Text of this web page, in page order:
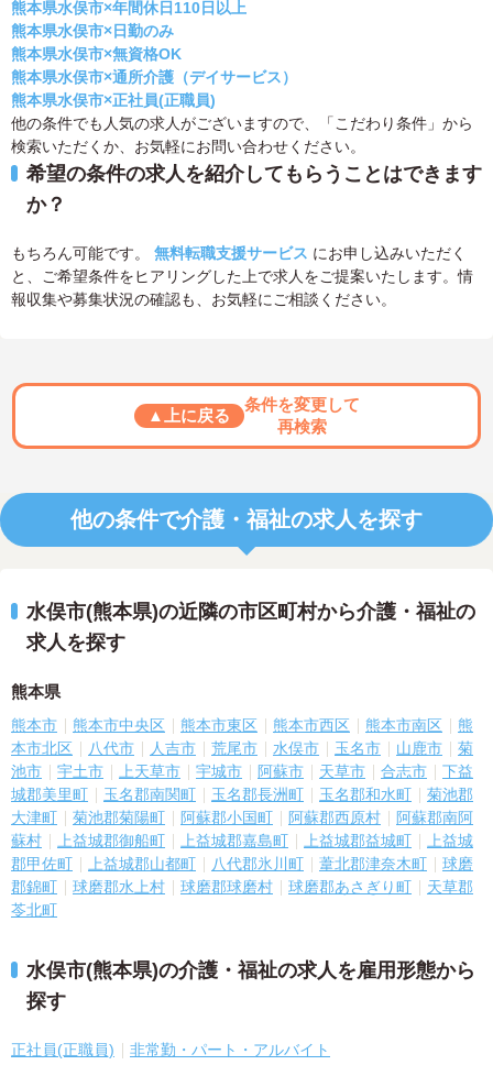
熊本県水俣市×年間休日110日以上
熊本県水俣市×日勤のみ
熊本県水俣市×無資格OK
熊本県水俣市×通所介護（デイサービス）
熊本県水俣市×正社員(正職員)
他の条件でも人気の求人がございますので、「こだわり条件」から
検索いただくか、お気軽にお問い合わせください。
希望の条件の求人を紹介してもらうことはできます
か？
もちろん可能です。 無料転職支援サービス にお申し込みいただく
と、ご希望条件をヒアリングした上で求人をご提案いたします。情
報収集や募集状況の確認も、お気軽にご相談ください。
▲上に戻る
条件を変更して
再検索
他の条件で介護・福祉の求人を探す
水俣市(熊本県)の近隣の市区町村から介護・福祉の
求人を探す
熊本県
熊本市 熊本市中央区 熊本市東区 熊本市西区 熊本市南区
熊
本市北区
八代市 人吉市 荒尾市 水俣市 玉名市 山鹿市
菊
池市
宇土市 上天草市 宇城市 阿蘇市 天草市 合志市
下益
城郡美里町
玉名郡南関町 玉名郡長洲町 玉名郡和水町
菊池郡
大津町
菊池郡菊陽町 阿蘇郡小国町 阿蘇郡西原村
阿蘇郡南阿
蘇村
上益城郡御船町 上益城郡嘉島町 上益城郡益城町
上益城
郡甲佐町
上益城郡山都町 八代郡氷川町 葦北郡津奈木町
球磨
郡錦町
球磨郡水上村 球磨郡球磨村 球磨郡あさぎり町
天草郡
苓北町
水俣市(熊本県)の介護・福祉の求人を雇用形態から
探す
正社員(正職員) 非常勤・パート・アルバイト